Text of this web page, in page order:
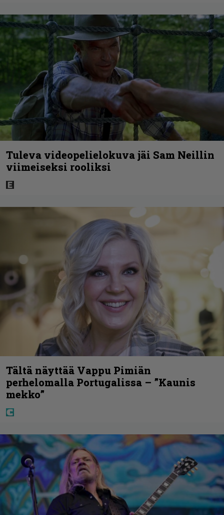
Tuleva videopelielokuva jäi Sam Neillin
viimeiseksi rooliksi
Tältä näyttää Vappu Pimiän
perhelomalla Portugalissa – ”Kaunis
mekko”